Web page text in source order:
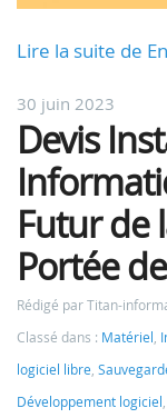
Lire la suite de
30 juin 2023
Devis
Futur de
Portée
Rédigé par Titan-
Classé dans : Matériel
logiciel libre
Développement logiciel